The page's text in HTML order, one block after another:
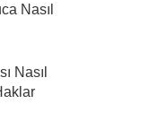
Nasıl
Nasıl